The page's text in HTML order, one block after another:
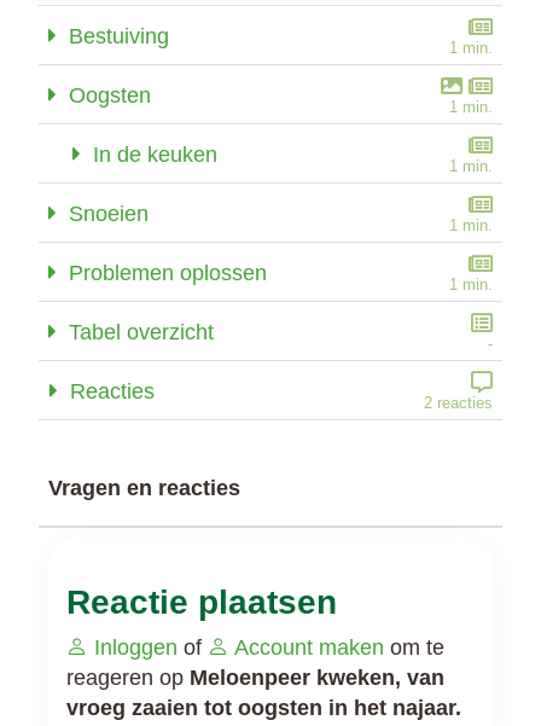
Bestuiving 1 min.
Oogsten 1 min.
In de keuken 1 min.
Snoeien 1 min.
Problemen oplossen 1 min.
Tabel overzicht -
Reacties 2 reacties
Vragen en reacties
Reactie plaatsen
Inloggen of Account maken om te
reageren op Meloenpeer kweken, van
vroeg zaaien tot oogsten in het najaar.